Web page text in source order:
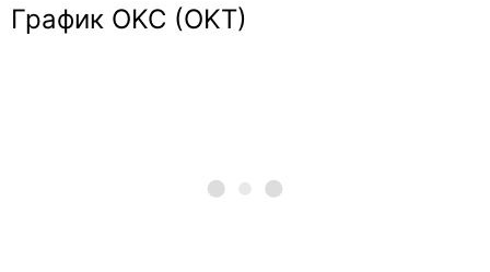
График OKC (OKT)